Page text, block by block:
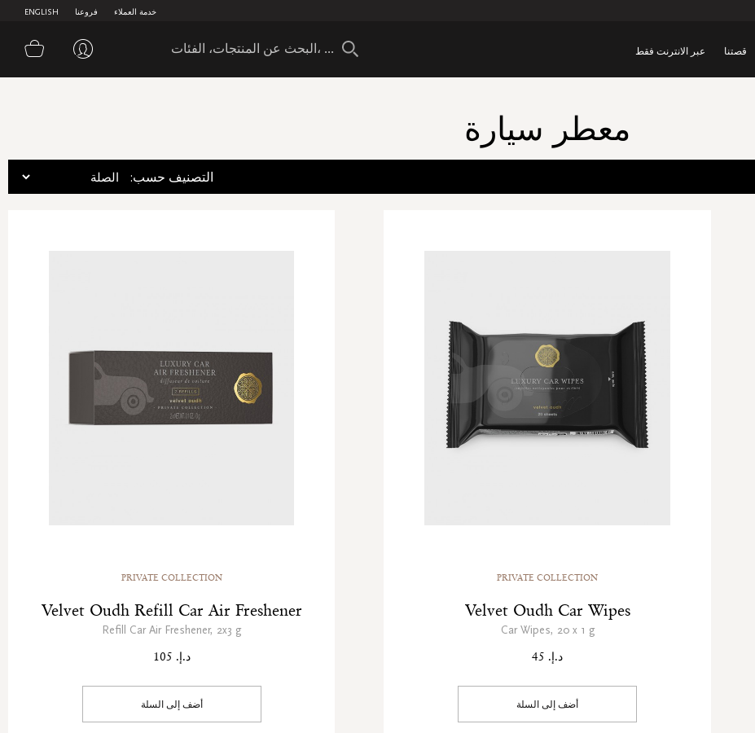
ENGLISH فروعنا خدمة العملاء
قصتنا عبر الانترنت فقط سلة
معطر سيارة
:التصنيف حسب
PRIVATE COLLECTION
Velvet Oudh Car Wipes
Car Wipes, 20 x 1 g
د.إ. 45
أضف إلى السلة
PRIVATE COLLECTION
Velvet Oudh Refill Car Air Freshener
Refill Car Air Freshener, 2x3 g
د.إ. 105
أضف إلى السلة